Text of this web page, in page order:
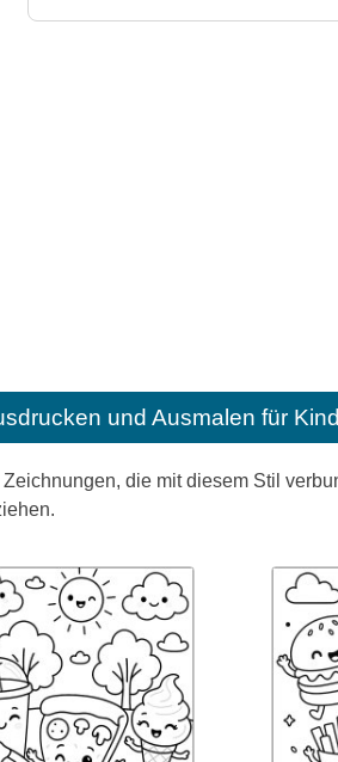
und Ausmalen für
die mit diesem Stil